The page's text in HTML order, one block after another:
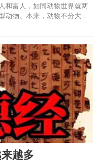
和富人，如同动物世界就两
动物。本来，动物不分大
于是，穷人富人就会犯同一
人？就
越多